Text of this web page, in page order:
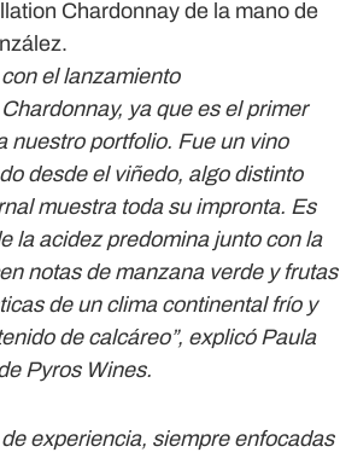
Chardonnay de la mano de
el lanzamiento
ya que es el primer
nuestro portfolio. Fue un vino
desde el viñedo, algo distinto
muestra toda su impronta. Es
la acidez predomina junto con la
notas de manzana verde y frutas
de un clima continental frío y
de calcáreo”, explicó Paula
Pyros Wines.
experiencia, siempre enfocadas